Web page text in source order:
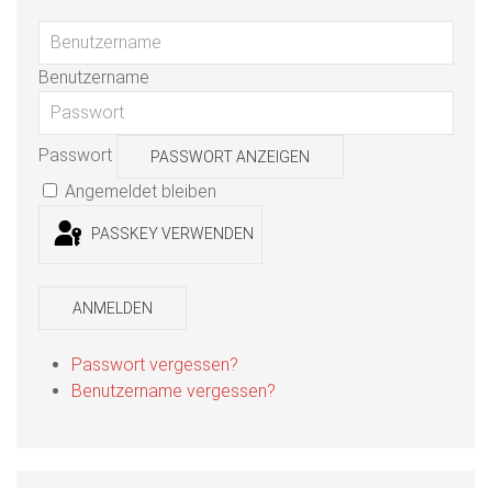
Benutzername
Passwort PASSWORT ANZEIGEN
Angemeldet bleiben
PASSKEY VERWENDEN
ANMELDEN
Passwort vergessen?
Benutzername vergessen?